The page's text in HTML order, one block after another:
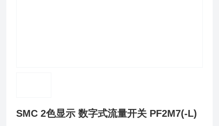
SMC 2色显示 数字式流量开关 PF2M7(-L)